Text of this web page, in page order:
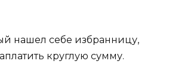
нашел себе избранницу,
круглую сумму.